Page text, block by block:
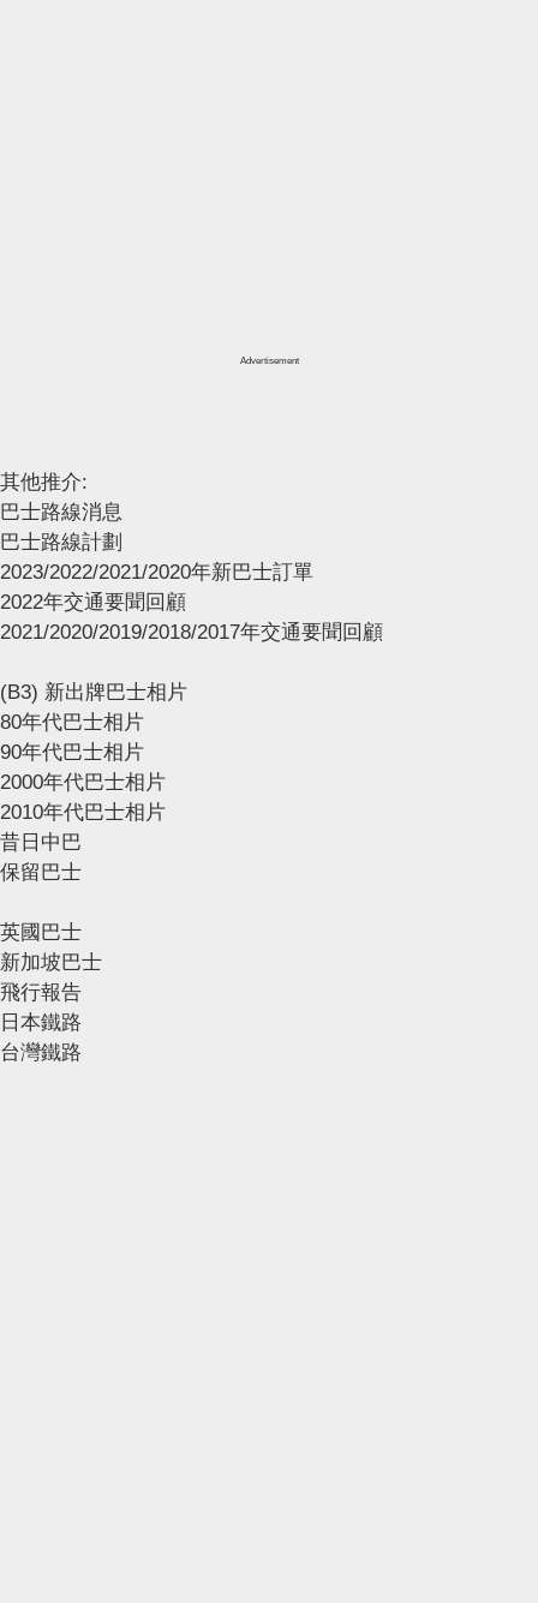
Advertisement
其他推介:
巴士路線消息
巴士路線計劃
2023/2022/2021/2020年新巴士訂單
2022年交通要聞回顧
2021/2020/2019/2018/2017年交通要聞回顧
(B3) 新出牌巴士相片
80年代巴士相片
90年代巴士相片
2000年代巴士相片
2010年代巴士相片
昔日中巴
保留巴士
英國巴士
新加坡巴士
飛行報告
日本鐵路
台灣鐵路